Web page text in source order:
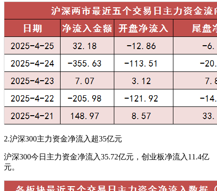
2.沪深300主力资金净流入超35亿元
沪深300今日主力资金净流入35.72亿元，创业板净流入11.4亿
元。